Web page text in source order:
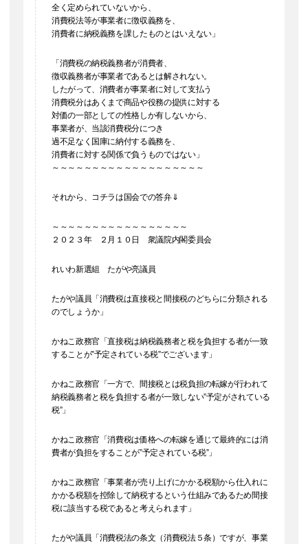
全く定められていないから、
消費税法等が事業者に徴収義務を、
消費者に納税義務を課したものとはいえない」
「消費税の納税義務者が消費者、
徴収義務者が事業者であるとは解されない。
したがって、消費者が事業者に対して支払う
消費税分はあくまで商品や役務の提供に対する
対価の一部としての性格しか有しないから、
事業者が、当該消費税分につき
過不足なく国庫に納付する義務を、
消費者に対する関係で負うものではない」
～～～～～～～～～～～～～～～～～～～
それから、コチラは国会での答弁⇓
～～～～～～～～～～～～～～～～～
２０２３年 ２月１０日 衆議院内閣委員会
れいわ新選組 たがや亮議員
たがや議員「消費税は直接税と間接税のどちらに分類される
のでしょうか」
かねこ政務官「直接税は納税義務者と税を負担する者が一致
することが”予定されている税”でございます」
かねこ政務官「一方で、間接税とは税負担の転嫁が行われて
納税義務者と税を負担する者が一致しない”予定がされている
税”」
かねこ政務官「消費税は価格への転嫁を通じて最終的には消
費者が負担をすることが”予定されている税”」
かねこ政務官「事業者が売り上げにかかる税額から仕入れに
かかる税額を控除して納税するという仕組みであるため間接
税に該当する税であると考えられます」
たがや議員「消費税法の条文（消費税法５条）ですが、事業